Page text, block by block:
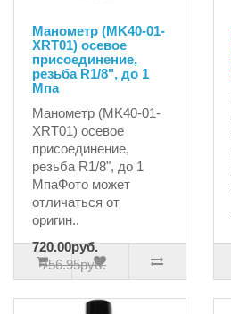
Манометр (MK40-01-
XRT01) осевое
присоединение,
резьба R1/8", до 1
Мпа
Манометр (MK40-01-
XRT01) осевое
присоединение,
резьба R1/8", до 1
МпаФото может
отличаться от
оригин..
720.00руб.
756.95руб.